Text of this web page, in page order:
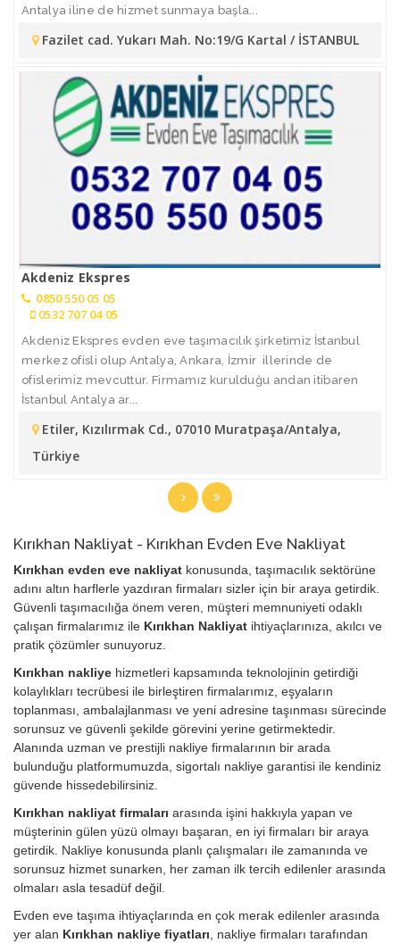
Antalya iline de hizmet sunmaya başla...
Fazilet cad. Yukarı Mah. No:19/G Kartal / İSTANBUL
Akdeniz Ekspres
0850 550 05 05
0532 707 04 05
Akdeniz Ekspres evden eve taşımacılık şirketimiz İstanbul
merkez ofisli olup Antalya, Ankara, İzmir illerinde de
ofislerimiz mevcuttur. Firmamız kurulduğu andan itibaren
İstanbul Antalya ar...
Etiler, Kızılırmak Cd., 07010 Muratpaşa/Antalya,
Türkiye
Kırıkhan Nakliyat - Kırıkhan Evden Eve Nakliyat
Kırıkhan evden eve nakliyat konusunda, taşımacılık sektörüne
adını altın harflerle yazdıran firmaları sizler için bir araya getirdik.
Güvenli taşımacılığa önem veren, müşteri memnuniyeti odaklı
çalışan firmalarımız ile Kırıkhan Nakliyat ihtiyaçlarınıza, akılcı ve
pratik çözümler sunuyoruz.
Kırıkhan nakliye hizmetleri kapsamında teknolojinin getirdiği
kolaylıkları tecrübesi ile birleştiren firmalarımız, eşyaların
toplanması, ambalajlanması ve yeni adresine taşınması sürecinde
sorunsuz ve güvenli şekilde görevini yerine getirmektedir.
Alanında uzman ve prestijli nakliye firmalarının bir arada
bulunduğu platformumuzda, sigortalı nakliye garantisi ile kendiniz
güvende hissedebilirsiniz.
Kırıkhan nakliyat firmaları arasında işini hakkıyla yapan ve
müşterinin gülen yüzü olmayı başaran, en iyi firmaları bir araya
getirdik. Nakliye konusunda planlı çalışmaları ile zamanında ve
sorunsuz hizmet sunarken, her zaman ilk tercih edilenler arasında
olmaları asla tesadüf değil.
Evden eve taşıma ihtiyaçlarında en çok merak edilenler arasında
yer alan Kırıkhan nakliye fiyatları , nakliye firmaları tarafından